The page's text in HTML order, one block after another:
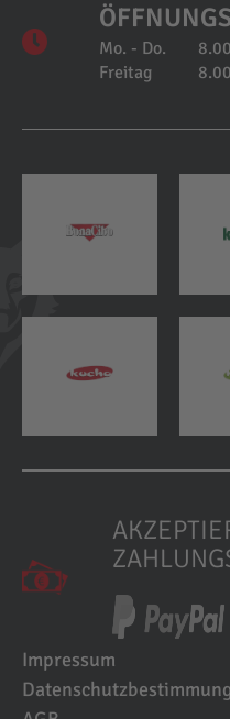
Mo. - Do.
Freitag
Impressum